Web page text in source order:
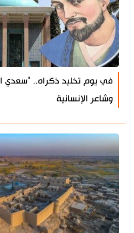
في يوم تخليد ذكراه.. "سعدي
وشاعر الإنسانية